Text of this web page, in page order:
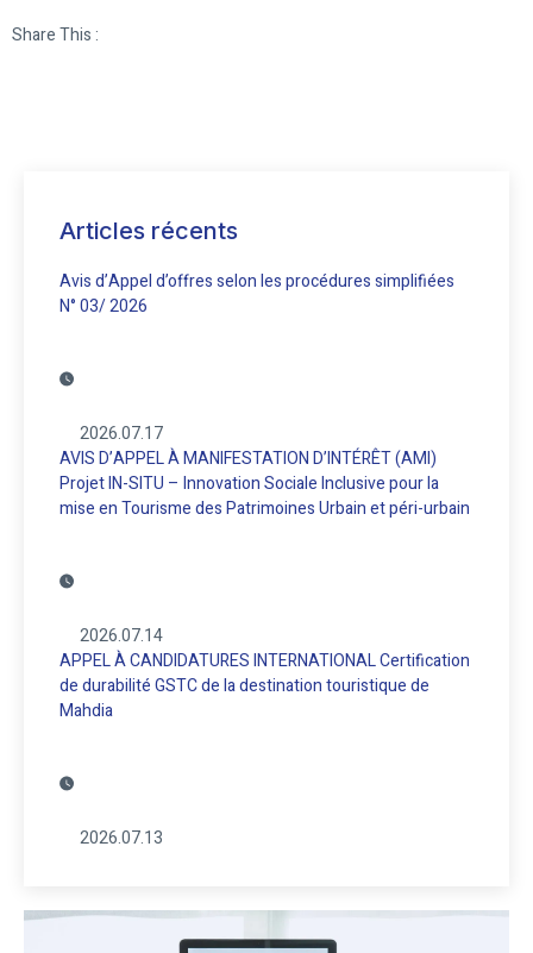
Share This :
Articles récents
Avis d’Appel d’offres selon les procédures simplifiées
N° 03/ 2026
2026.07.17
AVIS D’APPEL À MANIFESTATION D’INTÉRÊT (AMI)
Projet IN-SITU – Innovation Sociale Inclusive pour la
mise en Tourisme des Patrimoines Urbain et péri-urbain
2026.07.14
APPEL À CANDIDATURES INTERNATIONAL Certification
de durabilité GSTC de la destination touristique de
Mahdia
2026.07.13